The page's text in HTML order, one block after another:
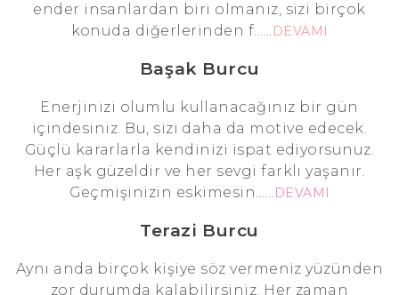
ender insanlardan biri olmanız, sizi birçok
konuda diğerlerinden f...... DEVAMI
Başak Burcu
Enerjinizi olumlu kullanacağınız bir gün
içindesiniz. Bu, sizi daha da motive edecek.
Güçlü kararlarla kendinizi ispat ediyorsunuz.
Her aşk güzeldir ve her sevgi farklı yaşanır.
Geçmişinizin eskimesin...... DEVAMI
Terazi Burcu
Aynı anda birçok kişiye söz vermeniz yüzünden
zor durumda kalabilirsiniz. Her zaman